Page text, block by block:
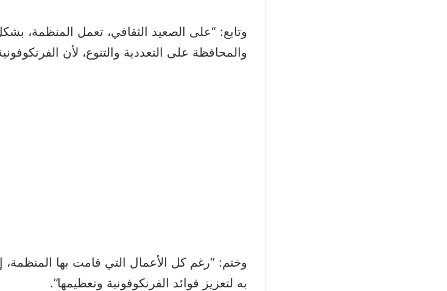
وتابع: “على الصعيد الثقافي، تعمل المنظمة،
والمحافظة على التعددية والتنوع، لأن
وختم: “رغم كل الأعمال التي قامت بها المنظمة،
به لتعزيز فوائد الفرنكوفونية وتعظيمها”.